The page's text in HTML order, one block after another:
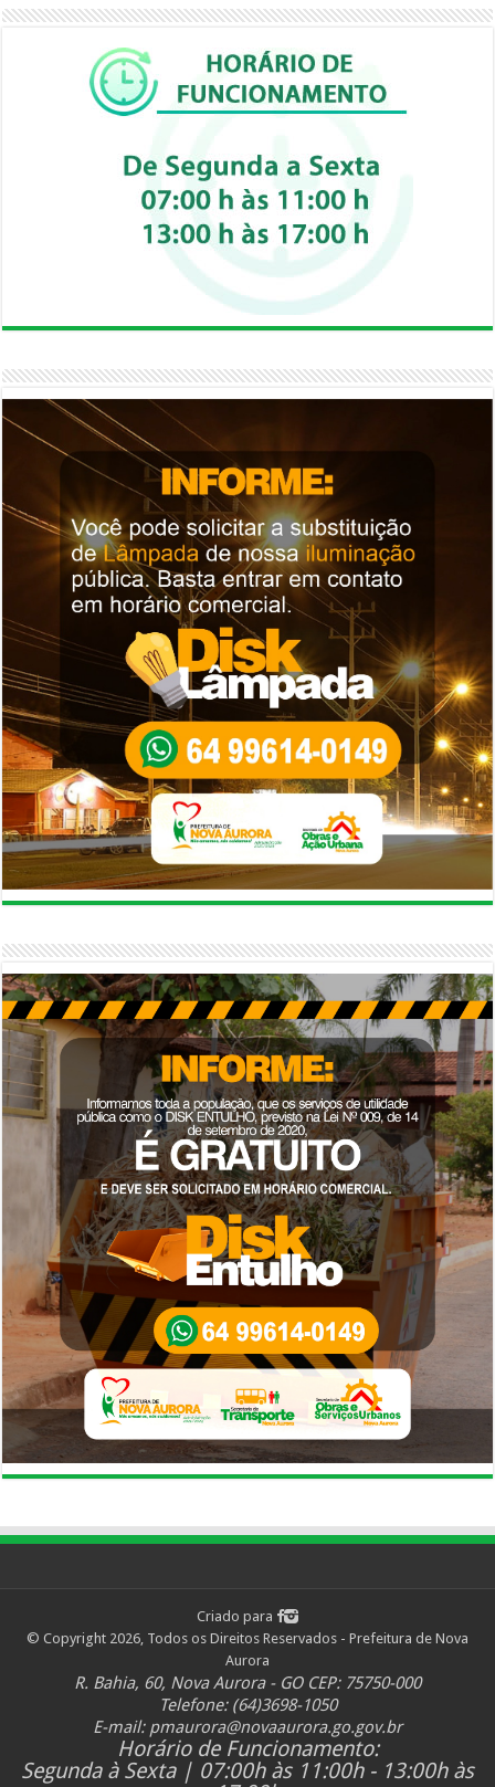
Criado para
© Copyright 2026, Todos os Direitos Reservados - Prefeitura de Nova
Aurora
R. Bahia, 60, Nova Aurora - GO CEP: 75750-000
Telefone: (64)3698-1050
E-mail: pmaurora@novaaurora.go.gov.br
Horário de Funcionamento:
Segunda à Sexta | 07:00h às 11:00h - 13:00h às